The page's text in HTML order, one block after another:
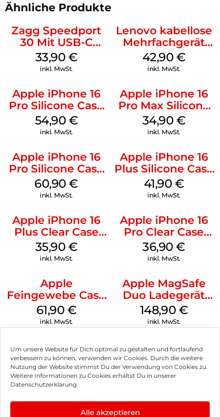
Um unsere Website für Dich optimal zu gestalten und fortlaufend
verbessern zu können, verwenden wir Cookies. Durch die weitere
Nutzung der Website stimmst Du der Verwendung von Cookies zu.
Weitere Informationen zu Cookies erhältst Du in unserer
Datenschutzerklärung.
Alle akzeptieren
Ähnliche Produkte
Zagg Speedport
30 Mit USB-C
Kabel Weiß
33,90 €
inkl. MwSt.
Lenovo kabellose
Mehrfachgerät
Luna Grey
42,90 €
inkl. MwSt.
Apple iPhone 16
Pro Silicone Case
MagSafe Black
54,90 €
inkl. MwSt.
Apple iPhone 16
Pro Max Silicone
Case MagSafe
Denim
34,90 €
inkl. MwSt.
Apple iPhone 16
Pro Silicone Case
MagSafe Stone
Gray
60,90€
inkl. MwSt.
Apple iPhone 16
Plus Silicone Case
MagSafe Stone
Gray
41,90 €
inkl. MwSt.
Apple iPhone 16
Plus Clear Case
MagSafe
Transparent
35,90 €
inkl. MwSt.
Apple iPhone 16
Pro Clear Case
MagSafe
Transparent
36,90€
inkl. MwSt.
Apple
Feingewebe Case
iPhone 15 Pro
MagSafe Schwarz
61,90 €
inkl. MwSt.
Apple MagSafe
Duo Ladegerät
Weiß
148,90 €
inkl. MwSt.
Impressum